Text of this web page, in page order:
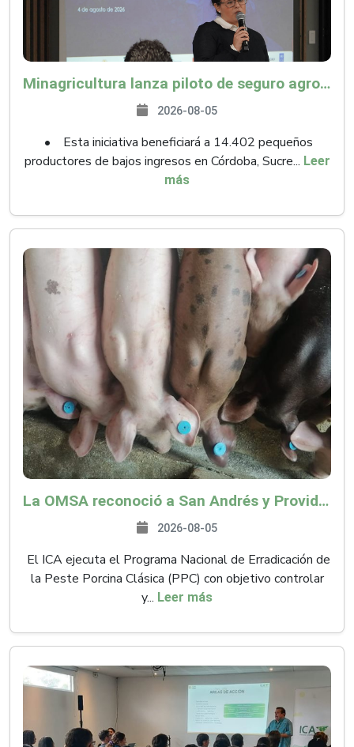
Minagricultura lanza piloto de seguro agropecuario por $9.625 millones para proteger a más de 14.000 pequeños productores contra riesgos del Fenómeno de El Niño
2026-08-05
• Esta iniciativa beneficiará a 14.402 pequeños
productores de bajos ingresos en Córdoba, Sucre... Leer
más
La OMSA reconoció a San Andrés y Providencia como zona libre de Peste Porcina Clásica (PPC)
2026-08-05
El ICA ejecuta el Programa Nacional de Erradicación de
la Peste Porcina Clásica (PPC) con objetivo controlar
y... Leer más